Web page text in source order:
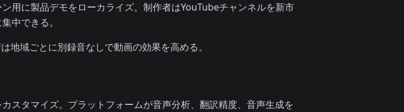
用に製品デモをローカライズ。制作者はYouTubeチャンネルを新市
中できる。
地域ごとに別録音なしで動画の効果を高める。
スタマイズ。プラットフォームが音声分析、翻訳精度、音声生成を